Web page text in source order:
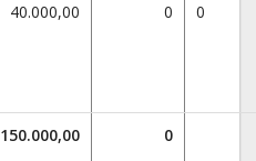
40.000,00 0 0
150.000,00 0